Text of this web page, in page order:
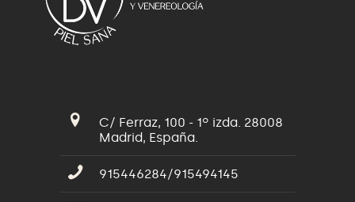
C/ Ferraz, 100 - 1º izda. 28008
Madrid, España.
915446284/915494145